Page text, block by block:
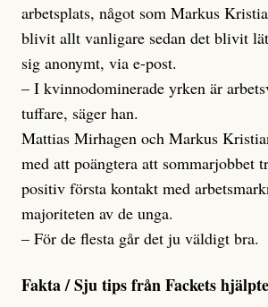
arbetsplats, något som Markus
blivit allt vanligare sedan det blivit
sig anonymt, via e-post.
– I kvinnodominerade yrken är
tuffare, säger han.
Mattias Mirhagen och Markus
med att poängtera att sommarjobbet
positiv första kontakt med
majoriteten av de unga.
– För de flesta går det ju väldigt bra.
Fakta / Sju tips från Fackets